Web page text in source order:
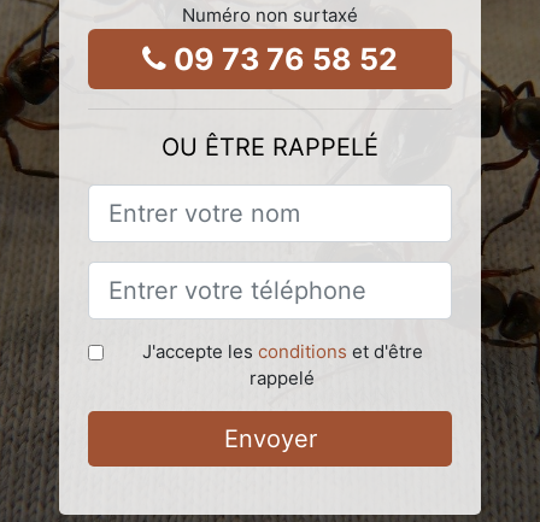
Numéro non surtaxé
09 73 76 58 52
OU ÊTRE RAPPELÉ
J'accepte les conditions et d'être
rappelé
Envoyer